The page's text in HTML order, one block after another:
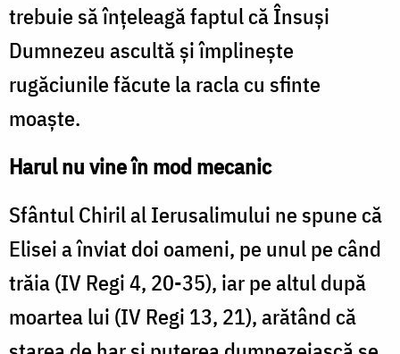
trebuie să înţeleagă faptul că Însuşi
Dumnezeu ascultă şi împlineşte
rugăciunile făcute la racla cu sfinte
moaşte.
Harul nu vine în mod mecanic
Sfântul Chiril al Ierusalimului ne spune că
Elisei a înviat doi oameni, pe unul pe când
trăia (IV Regi 4, 20-35), iar pe altul după
moartea lui (IV Regi 13, 21), arătând că